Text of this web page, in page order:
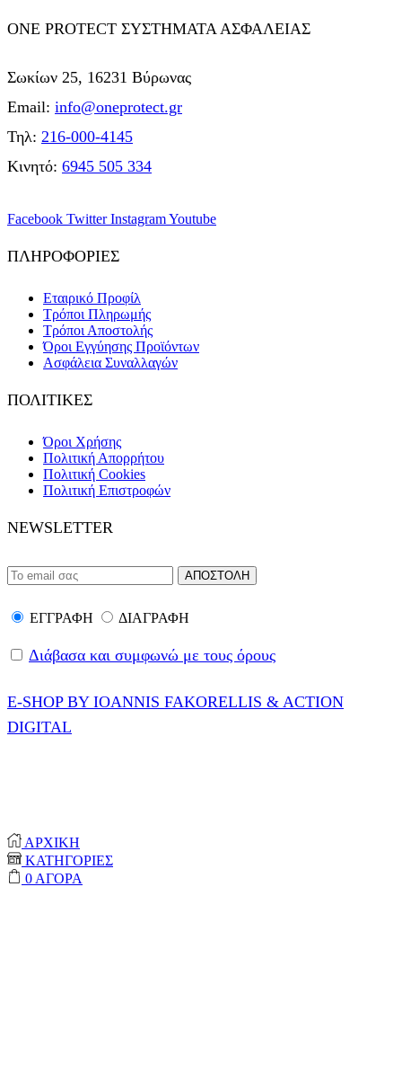
ONE PROTECT ΣΥΣΤΗΜΑΤΑ ΑΣΦΑΛΕΙΑΣ
Σωκίων 25, 16231 Βύρωνας
Email: info@oneprotect.gr
Τηλ: 216-000-4145
Κινητό: 6945 505 334
Facebook Twitter InstagramYoutube
ΠΛΗΡΟΦΟΡΙΕΣ
Εταιρικό Προφίλ
Τρόποι Πληρωμής
Τρόποι Αποστολής
Όροι Εγγύησης Προϊόντων
Ασφάλεια Συναλλαγών
ΠΟΛΙΤΙΚΕΣ
Όροι Χρήσης
Πολιτική Απορρήτου
Πολιτική Cookies
Πολιτική Επιστροφών
NEWSLETTER
ΕΓΓΡΑΦΗ ΔΙΑΓΡΑΦΗ
Διάβασα και συμφωνώ με τους όρους
E-SHOP BY IOANNIS FAKORELLIS & ACTION
DIGITAL
ΑΡΧΙΚΗ
ΚΑΤΗΓΟΡΙΕΣ
0 ΑΓΟΡΑ